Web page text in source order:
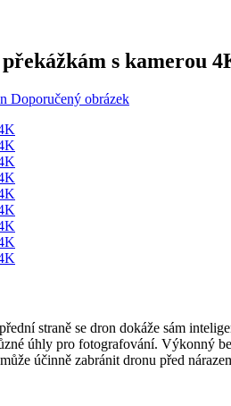
s kamerou
straně se dron dokáže sám
úhly pro fotografování. Výkonný
účinně zabránit dronu před